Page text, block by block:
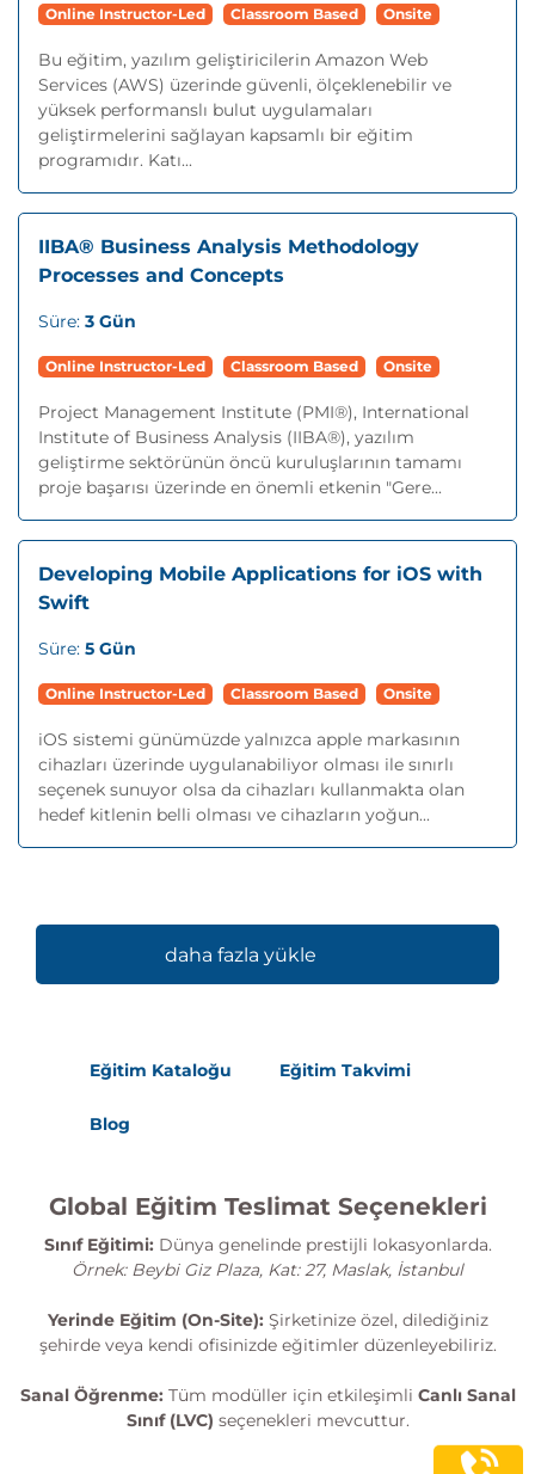
Online Instructor-Led Classroom Based Onsite
Bu eğitim, yazılım geliştiricilerin Amazon Web
Services (AWS) üzerinde güvenli, ölçeklenebilir ve
yüksek performanslı bulut uygulamaları
geliştirmelerini sağlayan kapsamlı bir eğitim
programıdır. Katı...
IIBA® Business Analysis Methodology
Processes and Concepts
Süre: 3 Gün
Online Instructor-Led Classroom Based Onsite
Project Management Institute (PMI®), International
Institute of Business Analysis (IIBA®), yazılım
geliştirme sektörünün öncü kuruluşlarının tamamı
proje başarısı üzerinde en önemli etkenin "Gere...
Developing Mobile Applications for iOS with
Swift
Süre: 5 Gün
Online Instructor-Led Classroom Based Onsite
iOS sistemi günümüzde yalnızca apple markasının
cihazları üzerinde uygulanabiliyor olması ile sınırlı
seçenek sunuyor olsa da cihazları kullanmakta olan
hedef kitlenin belli olması ve cihazların yoğun...
daha fazla yükle
Eğitim Kataloğu Eğitim Takvimi
Blog
Global Eğitim Teslimat Seçenekleri
Sınıf Eğitimi: Dünya genelinde prestijli lokasyonlarda.
Örnek: Beybi Giz Plaza, Kat: 27, Maslak, İstanbul
Yerinde Eğitim (On-Site): Şirketinize özel, dilediğiniz
şehirde veya kendi ofisinizde eğitimler düzenleyebiliriz.
Sanal Öğrenme: Tüm modüller için etkileşimli Canlı Sanal
Sınıf (LVC) seçenekleri mevcuttur.